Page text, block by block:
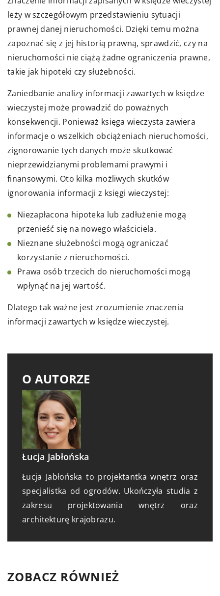
leży w szczegółowym przedstawieniu sytuacji
prawnej danej nieruchomości. Dzięki temu można
zapoznać się z jej historią prawną, sprawdzić, czy na
nieruchomości nie ciążą żadne ograniczenia prawne,
takie jak hipoteki czy służebności.
Zaniedbanie analizy informacji zawartych w księdze
wieczystej może prowadzić do poważnych
konsekwencji. Ponieważ księga wieczysta zawiera
informacje o wszelkich obciążeniach nieruchomości,
zignorowanie tych danych może skutkować
nieprzewidzianymi problemami prawymi i
finansowymi. Oto kilka możliwych skutków
ignorowania informacji z księgi wieczystej:
Niezapłacona hipoteka lub zadłużenie mogą
przenieść się na nowego właściciela.
Nieznane służebności mogą ograniczać
korzystanie z nieruchomości.
Prawa osób trzecich do nieruchomości mogą
wpłynąć na jej wartość.
Dlatego tak ważne jest zrozumienie znaczenia
informacji zawartych w księdze wieczystej.
O AUTORZE
Łucja Jabłońska
Łucja Jabłońska to projektantka wnętrz oraz
specjalistka od ogrodów. Ukończyła studia z
zakresu projektowania wnętrz oraz
architekturę krajobrazu.
ZOBACZ RÓWNIEŻ